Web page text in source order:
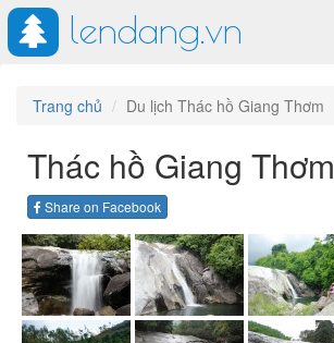
lendang.vn
Trang chủ Du lịch Thác hồ Giang Thơm
Thác hồ Giang Thơm
Share on Facebook